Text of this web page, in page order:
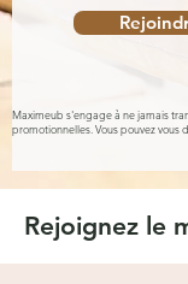
Maximeub s'engage à ne jamais
promotionnelles. Vous pouvez vous
Rejoignez le